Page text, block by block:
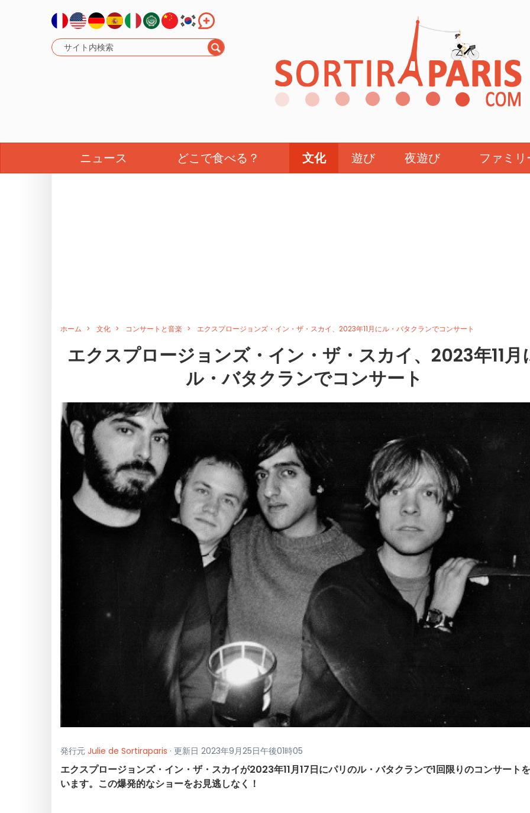
ニュース どこで食べる？ 文化 遊び 夜遊び ファミリ
ホーム 文化 コンサートと音楽 エクスプロージョンズ・イン・ザ・スカイ、2023年11月にル・バタクランでコンサート
エクスプロージョンズ・イン・ザ・スカイ、2023年11月
ル・バタクランでコンサート
発行元 Julie de Sortiraparis · 更新日 2023年9月25日午後01時05
エクスプロージョンズ・イン・ザ・スカイが2023年11月17日にパリのル・バタクランで1回限りのコンサート
います。この爆発的なショーをお見逃しなく！